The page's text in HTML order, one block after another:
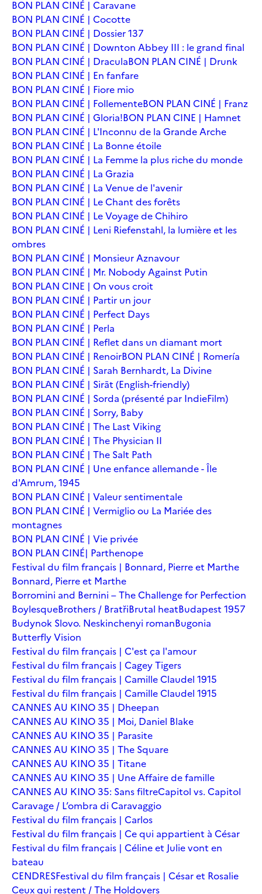
BON PLAN CINÉ | Caravane
BON PLAN CINÉ | Cocotte
BON PLAN CINÉ | Dossier 137
BON PLAN CINÉ | Downton Abbey III : le grand final
BON PLAN CINÉ | DraculaBON PLAN CINÉ | Drunk
BON PLAN CINÉ | En fanfare
BON PLAN CINÉ | Fiore mio
BON PLAN CINÉ | FollementeBON PLAN CINÉ | Franz
BON PLAN CINÉ | Gloria!BON PLAN CINE | Hamnet
BON PLAN CINÉ | L'Inconnu de la Grande Arche
BON PLAN CINÉ | La Bonne étoile
BON PLAN CINÉ | La Femme la plus riche du monde
BON PLAN CINÉ | La Grazia
BON PLAN CINÉ | La Venue de l'avenir
BON PLAN CINÉ | Le Chant des forêts
BON PLAN CINÉ | Le Voyage de Chihiro
BON PLAN CINÉ | Leni Riefenstahl, la lumière et les
ombres
BON PLAN CINÉ | Monsieur Aznavour
BON PLAN CINÉ | Mr. Nobody Against Putin
BON PLAN CINE | On vous croit
BON PLAN CINÉ | Partir un jour
BON PLAN CINÉ | Perfect Days
BON PLAN CINÉ | Perla
BON PLAN CINÉ | Reflet dans un diamant mort
BON PLAN CINÉ | RenoirBON PLAN CINÉ | Romería
BON PLAN CINÉ | Sarah Bernhardt, La Divine
BON PLAN CINÉ | Sirāt (English-friendly)
BON PLAN CINÉ | Sorda (présenté par IndieFilm)
BON PLAN CINÉ | Sorry, Baby
BON PLAN CINÉ | The Last Viking
BON PLAN CINÉ | The Physician II
BON PLAN CINÉ | The Salt Path
BON PLAN CINÉ | Une enfance allemande - Île
d'Amrum, 1945
BON PLAN CINÉ | Valeur sentimentale
BON PLAN CINÉ | Vermiglio ou La Mariée des
montagnes
BON PLAN CINÉ | Vie privée
BON PLAN CINÉ| Parthenope
Festival du film français | Bonnard, Pierre et Marthe
Bonnard, Pierre et Marthe
Borromini and Bernini – The Challenge for Perfection
BoylesqueBrothers / BratřiBrutal heatBudapest 1957
Budynok Slovo. Neskinchenyi romanBugonia
Butterfly Vision
Festival du film français | C'est ça l'amour
Festival du film français | Cagey Tigers
Festival du film français | Camille Claudel 1915
Festival du film français | Camille Claudel 1915
CANNES AU KINO 35 | Dheepan
CANNES AU KINO 35 | Moi, Daniel Blake
CANNES AU KINO 35 | Parasite
CANNES AU KINO 35 | The Square
CANNES AU KINO 35 | Titane
CANNES AU KINO 35 | Une Affaire de famille
CANNES AU KINO 35: Sans filtreCapitol vs. Capitol
Caravage / L’ombra di Caravaggio
Festival du film français | Carlos
Festival du film français | Ce qui appartient à César
Festival du film français | Céline et Julie vont en
bateau
CENDRESFestival du film français | César et Rosalie
Ceux qui restent / The Holdovers